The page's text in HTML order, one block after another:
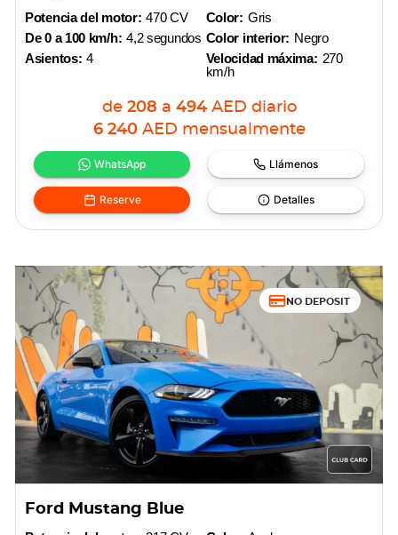
Potencia del motor: 470 CV
De 0 a 100 km/h: 4,2 segundos
Asientos: 4
Color: Gris
Color interior: Negro
Velocidad máxima: 270
km/h
de 208 a 494 AED diario
6 240 AED mensualmente
WhatsApp Llámenos
Reserve Detalles
NO DEPOSIT
Ford Mustang Blue